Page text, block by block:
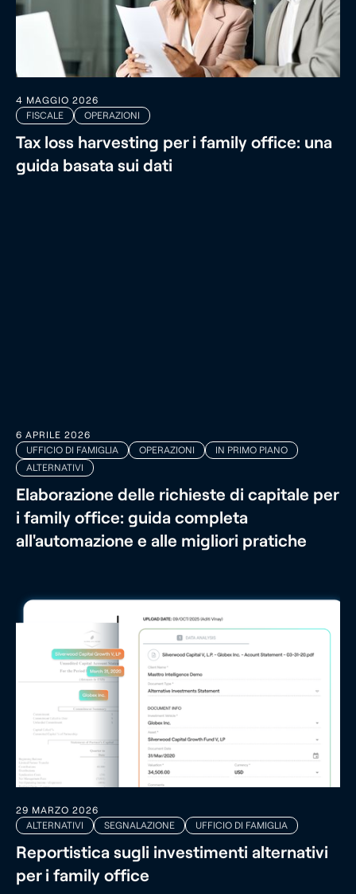
4 MAGGIO 2026
FISCALE
OPERAZIONI
Tax loss harvesting per i family office: una
guida basata sui dati
6 APRILE 2026
UFFICIO DI FAMIGLIA
OPERAZIONI
IN PRIMO PIANO
ALTERNATIVI
Elaborazione delle richieste di capitale per
i family office: guida completa
all'automazione e alle migliori pratiche
29 MARZO 2026
ALTERNATIVI
SEGNALAZIONE UFFICIO DI FAMIGLIA
Reportistica sugli investimenti alternativi
per i family office